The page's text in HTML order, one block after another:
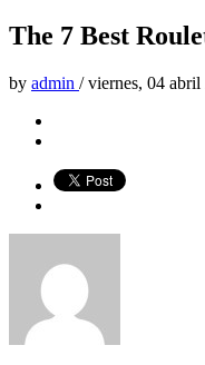
The 7 Best
by admin /viernes, 04 abril